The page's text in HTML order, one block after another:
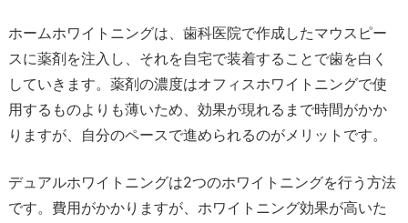
ホームホワイトニングは、歯科医院で作成したマウスピー
スに薬剤を注入し、それを自宅で装着することで歯を白く
していきます。薬剤の濃度はオフィスホワイトニングで使
用するものよりも薄いため、効果が現れるまで時間がかか
りますが、自分のペースで進められるのがメリットです。
デュアルホワイトニングは2つのホワイトニングを行う方法
です。費用がかかりますが、ホワイトニング効果が高いた